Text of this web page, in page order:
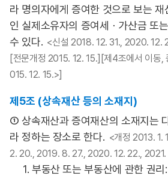
라 명의자에게 증여한 것으로 보는
인 실제소유자의 증여세ㆍ가산금 또
수 있다. <신설 2018. 12. 31., 2020. 12.
[전문개정 2015. 12. 15.][제4조에서 이동,
015. 12. 15.>]
제5조 (상속재산 등의 소재지)
① 상속재산과 증여재산의 소재지는
라 정하는 장소로 한다. <개정 2013. 1.
2. 20., 2019. 8. 27., 2020. 12. 22., 2021.
1. 부동산 또는 부동산에 관한 권리